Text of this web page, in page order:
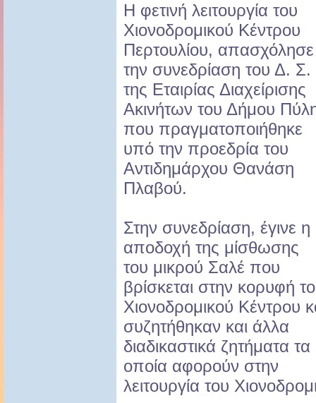
Η φετινή λειτουργία του
Χιονοδρομικού Κέντρου
Περτουλίου, απασχόλησε
την συνεδρίαση του Δ. Σ.
της Εταιρίας Διαχείρισης
Ακινήτων του Δήμου
που πραγματοποιήθηκε
υπό την προεδρία του
Αντιδημάρχου Θανάση
Πλαβού.
Στην συνεδρίαση, έγινε η
αποδοχή της μίσθωσης
του μικρού Σαλέ που
βρίσκεται στην κορυφή
Χιονοδρομικού Κέντρου
συζητήθηκαν και άλλα
διαδικαστικά ζητήματα τα
οποία αφορούν στην
λειτουργία του